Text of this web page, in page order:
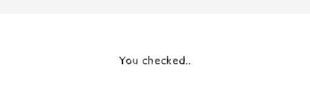
You checked..